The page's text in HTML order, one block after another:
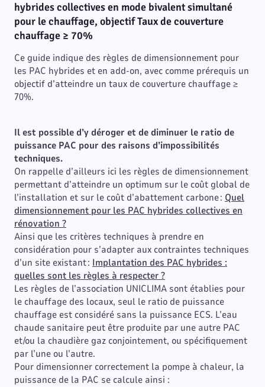
hybrides collectives en mode bivalent simultané
pour le chauffage, objectif Taux de couverture
chauffage ≥ 70%
Ce guide indique des règles de dimensionnement pour
les PAC hybrides et en add-on, avec comme prérequis un
objectif d’atteindre un taux de couverture chauffage ≥
70%.
Il est possible d’y déroger et de diminuer le ratio de
puissance PAC pour des raisons d’impossibilités
techniques.
On rappelle d’ailleurs ici les règles de dimensionnement
permettant d’atteindre un optimum sur le coût global de
l’installation et sur le coût d’abattement carbone : Quel
dimensionnement pour les PAC hybrides collectives en
rénovation ?
Ainsi que les critères techniques à prendre en
considération pour s’adapter aux contraintes techniques
d’un site existant : Implantation des PAC hybrides :
quelles sont les règles à respecter ?
Les règles de l’association UNICLIMA sont établies pour
le chauffage des locaux, seul le ratio de puissance
chauffage est considéré sans la puissance ECS. L’eau
chaude sanitaire peut être produite par une autre PAC
et/ou la chaudière gaz conjointement, ou spécifiquement
par l’une ou l’autre.
Pour dimensionner correctement la pompe à chaleur, la
puissance de la PAC se calcule ainsi :